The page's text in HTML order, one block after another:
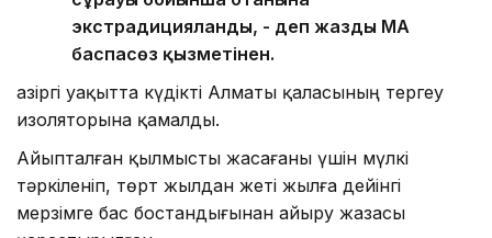
экстрадицияланды, - деп жазды ҚМА
баспасөз қызметінен.
Қазіргі уақытта күдікті Алматы қаласының тергеу
изоляторына қамалды.
Айыпталған қылмысты жасағаны үшін мүлкі
тәркіленіп, төрт жылдан жеті жылға дейінгі
мерзімге бас бостандығынан айыру жазасы